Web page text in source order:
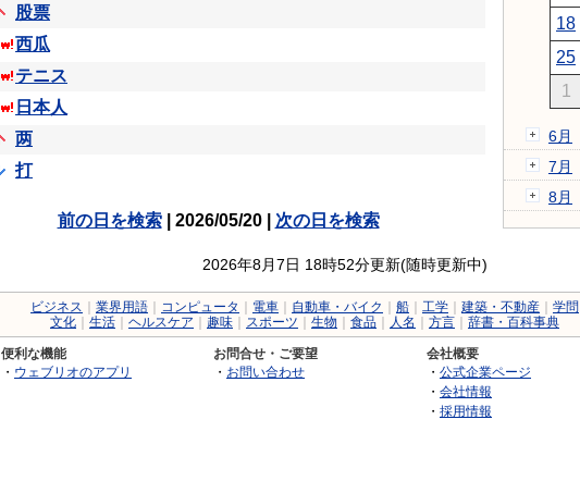
股票
西瓜
テニス
日本人
两
打
前の日を検索| 2026/05/20 | 次の日を検索
2026年8月7日 18時52分更新(随時更新中)
18
25
1
6月
7月
8月
ビジネス 業界用語 コンピュータ 電車 自動車・バイク 船 工学 建築・不動産
学問
文化
生活 ヘルスケア 趣味 スポーツ 生物 食品 人名 方言 辞書・百科事典
便利な機能
・ ウェブリオのアプリ
お問合せ・ご要望
・ お問い合わせ
会社概要
・ 公式企業ページ
・ 会社情報
・ 採用情報